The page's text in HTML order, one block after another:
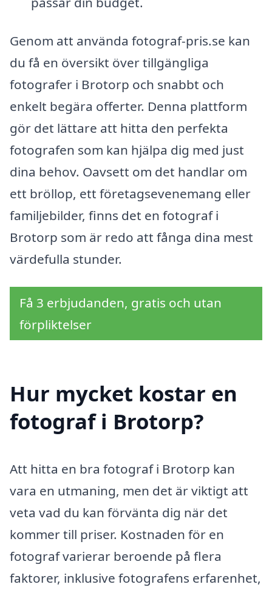
Genom att använda fotograf-pris.se kan
du få en översikt över tillgängliga
fotografer i Brotorp och snabbt och
enkelt begära offerter. Denna plattform
gör det lättare att hitta den perfekta
fotografen som kan hjälpa dig med just
dina behov. Oavsett om det handlar om
ett bröllop, ett företagsevenemang eller
familjebilder, finns det en fotograf i
Brotorp som är redo att fånga dina mest
värdefulla stunder.
Få 3 erbjudanden, gratis och utan
förpliktelser
Hur mycket kostar en
fotograf i Brotorp?
Att hitta en bra fotograf i Brotorp kan
vara en utmaning, men det är viktigt att
veta vad du kan förvänta dig när det
kommer till priser. Kostnaden för en
fotograf varierar beroende på flera
faktorer, inklusive fotografens erfarenhet,